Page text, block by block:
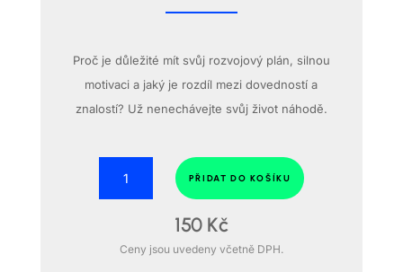
Proč je důležité mít svůj rozvojový plán, silnou
motivaci a jaký je rozdíl mezi dovedností a
znalostí? Už nenechávejte svůj život náhodě.
PŘIDAT DO KOŠÍKU
150 Kč
Ceny jsou uvedeny včetně DPH.